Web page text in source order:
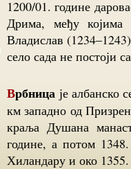
1200/01. године
Дрима, међу
Владислав
село сада не постоји
Врбница је албанско
км западно од
краља Душана
године, а потом
Хиландару и око